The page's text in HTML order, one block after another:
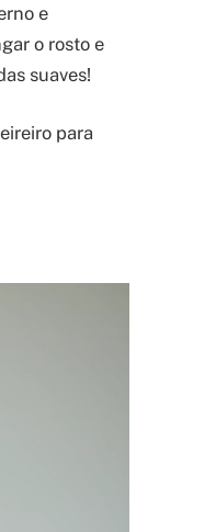
e
o rosto e
suaves!
para